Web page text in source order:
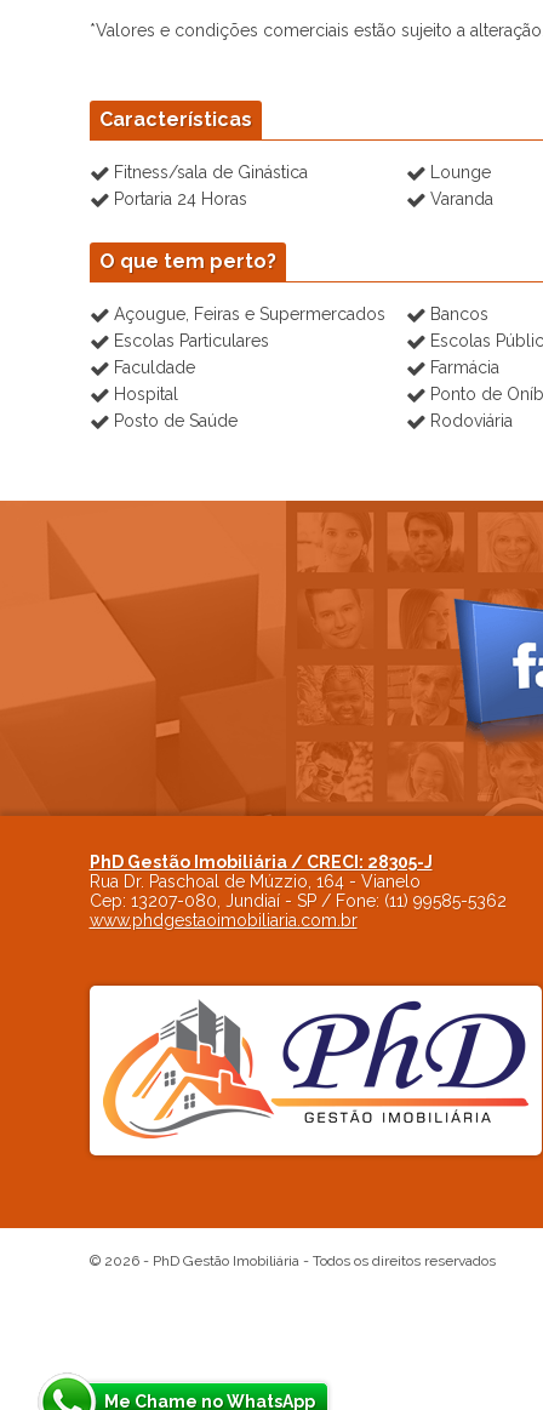
*Valores e condições comerciais estão sujeito a alteração.
Características
Fitness/sala de Ginástica Lounge
Portaria 24 Horas
Varanda
O que tem perto?
Açougue, Feiras e Supermercados Bancos
Escolas Particulares
Escolas
Faculdade
Farmácia
Hospital
Ponto de
Posto de Saúde
Rodoviária
PhD Gestão Imobiliária / CRECI: 28305-J
Rua Dr. Paschoal de Múzzio, 164 - Vianelo
Cep: 13207-080 Jundiaí- SP/ Fone: (11) 99585-5362
www.phdgestaoimobiliaria.com.br
© 2026 - PhD Gestão Imobiliária- Todos os direitos reservados
Me Chame no WhatsApp